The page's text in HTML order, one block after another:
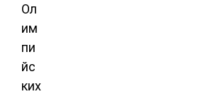
Ол
им
пи
йс
ких